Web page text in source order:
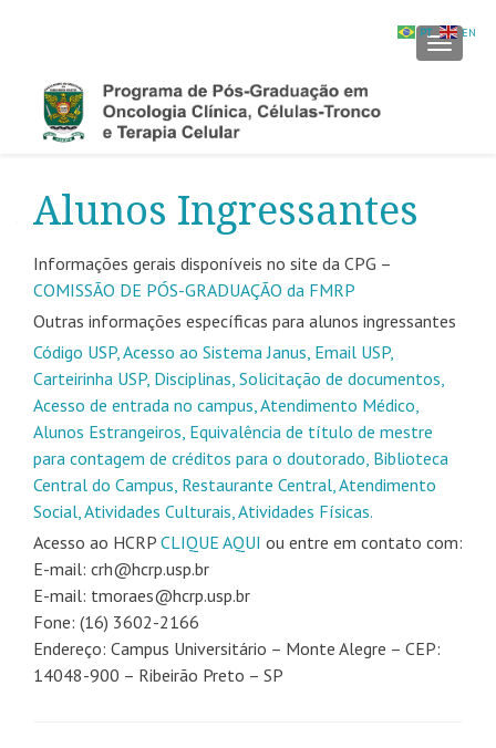
Alunos Ingressantes
Informações gerais disponíveis no site da CPG –
COMISSÃO DE PÓS-GRADUAÇÃO da FMRP
Outras informações específicas para alunos ingressantes
Código USP, Acesso ao Sistema Janus, Email USP,
Carteirinha USP, Disciplinas, Solicitação de documentos,
Acesso de entrada no campus, Atendimento Médico,
Alunos Estrangeiros, Equivalência de título de mestre
para contagem de créditos para o doutorado, Biblioteca
Central do Campus, Restaurante Central, Atendimento
Social, Atividades Culturais, Atividades Físicas.
Acesso ao HCRP CLIQUE AQUI ou entre em contato com:
E-mail: crh@hcrp.usp.br
E-mail: tmoraes@hcrp.usp.br
Fone: (16) 3602-2166
Endereço: Campus Universitário – Monte Alegre – CEP:
14048-900 – Ribeirão Preto – SP
PT EN